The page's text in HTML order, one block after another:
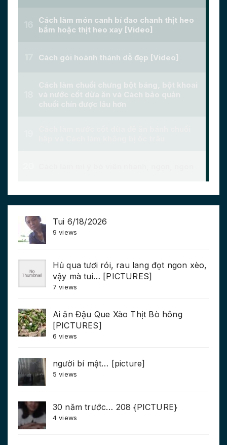
Tui 6/18/2026
9 views
Hủ qua tươi rói, rau lang đọt ngon xèo,
vậy mà tui… [PICTURES]
7 views
Ai ăn Đậu Que Xào Thịt Bò hông
[PICTURES]
6 views
người bí mật… [picture]
5 views
30 năm trước… 208 {PICTURE}
4 views